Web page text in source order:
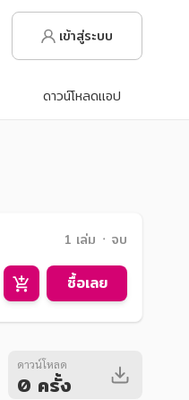
เข้าสู่ระบบ
ดาวน์โหลดแอป
1 เล่ม ᛫ จบ
ซื้อเลย
ดาวน์โหลด
0 ครั้ง